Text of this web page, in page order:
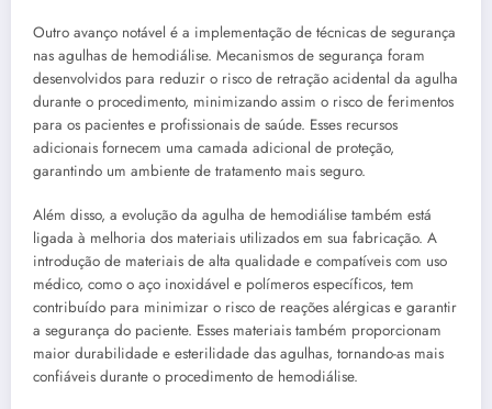
Outro avanço notável é a implementação de técnicas de segurança
nas agulhas de hemodiálise. Mecanismos de segurança foram
desenvolvidos para reduzir o risco de retração acidental da agulha
durante o procedimento, minimizando assim o risco de ferimentos
para os pacientes e profissionais de saúde. Esses recursos
adicionais fornecem uma camada adicional de proteção,
garantindo um ambiente de tratamento mais seguro.
Além disso, a evolução da agulha de hemodiálise também está
ligada à melhoria dos materiais utilizados em sua fabricação. A
introdução de materiais de alta qualidade e compatíveis com uso
médico, como o aço inoxidável e polímeros específicos, tem
contribuído para minimizar o risco de reações alérgicas e garantir
a segurança do paciente. Esses materiais também proporcionam
maior durabilidade e esterilidade das agulhas, tornando-as mais
confiáveis durante o procedimento de hemodiálise.